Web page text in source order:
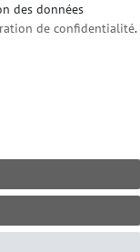
des données
de confidentialité.